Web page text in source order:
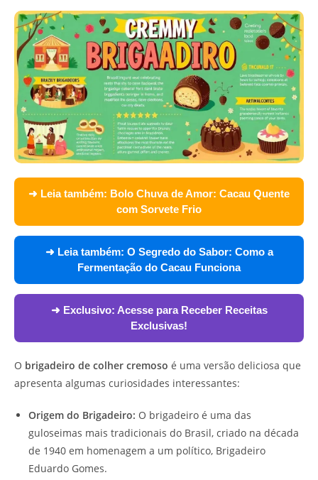
➜ Leia também: Bolo Chuva de Amor: Cacau Quente
com Sorvete Frio
➜ Leia também: O Segredo do Sabor: Como a
Fermentação do Cacau Funciona
➜ Exclusivo: Acesse para Receber Receitas
Exclusivas!
O brigadeiro de colher cremoso é uma versão deliciosa que
apresenta algumas curiosidades interessantes:
Origem do Brigadeiro: O brigadeiro é uma das
guloseimas mais tradicionais do Brasil, criado na década
de 1940 em homenagem a um político, Brigadeiro
Eduardo Gomes.